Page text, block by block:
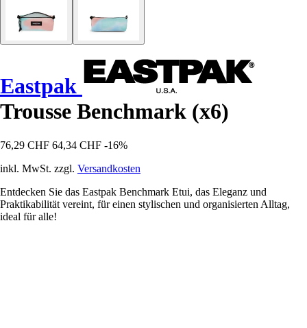
Eastpak
Trousse Benchmark (x6)
76,29 CHF 64,34 CHF -16%
inkl. MwSt. zzgl. Versandkosten
Entdecken Sie das Eastpak Benchmark Etui, das Eleganz und
Praktikabilität vereint, für einen stylischen und organisierten Alltag,
ideal für alle!